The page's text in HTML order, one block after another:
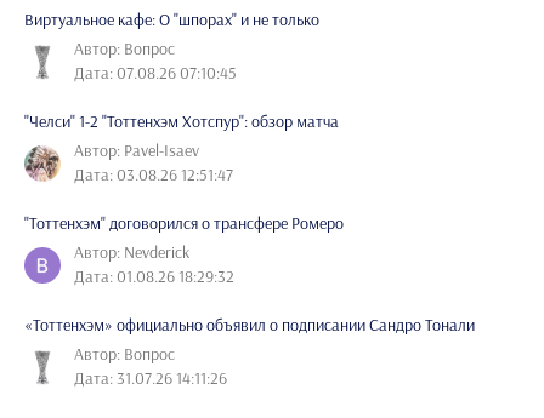
Виртуальное кафе: О "шпорах" и не только
Автор: Вопрос
Дата: 07.08.26 07:10:45
"Челси" 1-2 "Тоттенхэм Хотспур": обзор матча
Автор: Pavel-Isaev
Дата: 03.08.26 12:51:47
"Тоттенхэм" договорился о трансфере Ромеро
Автор: Nevderick
Дата: 01.08.26 18:29:32
«Тоттенхэм» официально объявил о подписании Сандро Тонали
Автор: Вопрос
Дата: 31.07.26 14:11:26